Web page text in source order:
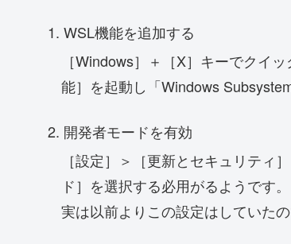
WSL機能を追加する
［Windows］＋［X］キーでクイ
能］を起動し「Windows
開発者モードを有効
［設定］＞［更新とセキュリティ
ド］を選択する必用がるようです。
実は以前よりこの設定はしていた